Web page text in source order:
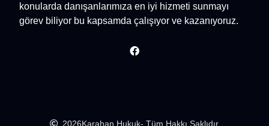
konularda danışanlarımıza en iyi hizmeti sunmayı
görev biliyor bu kapsamda çalışıyor ve kazanıyoruz.
2026Karahan Hukuk- Tüm Hakkı Saklıdır.